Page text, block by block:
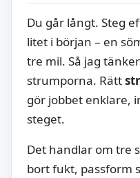
Du går långt. Steg
litet i början – en
tre mil. Så jag
strumporna. Rätt
gör jobbet enklare,
steget.
Det handlar om tre
bort fukt, passform